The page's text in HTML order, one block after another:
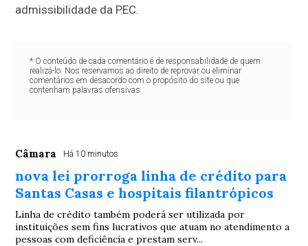
admissibilidade da PEC.
* O conteúdo de cada comentário é de responsabilidade de quem
realizá-lo. Nos reservamos ao direito de reprovar ou eliminar
comentários em desacordo com o propósito do site ou que
contenham palavras ofensivas.
Câmara Há 10 minutos
nova lei prorroga linha de crédito para
Santas Casas e hospitais filantrópicos
Linha de crédito também poderá ser utilizada por
instituições sem fins lucrativos que atuam no atendimento a
pessoas com deficiência e prestam serv...